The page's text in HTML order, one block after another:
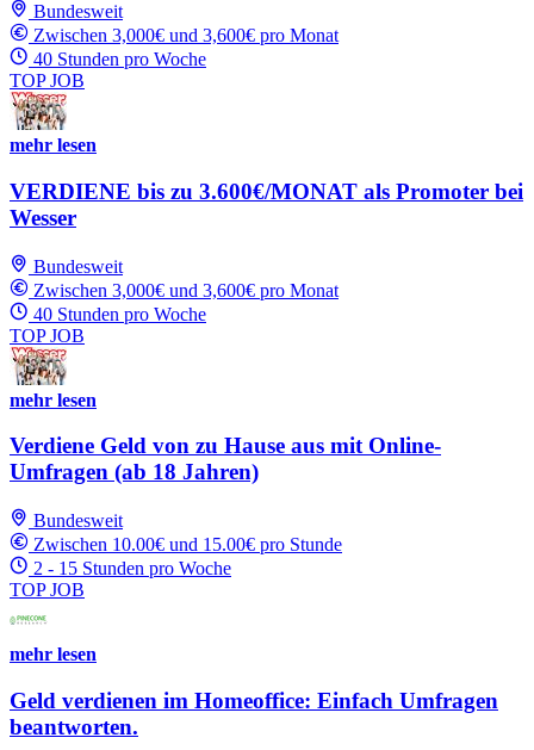
Bundesweit
Zwischen 3,000€ und 3,600€ pro Monat
40 Stunden pro Woche
TOP JOB
mehr lesen
VERDIENE bis zu 3.600€/MONAT als Promoter bei
Wesser
Bundesweit
Zwischen 3,000€ und 3,600€ pro Monat
40 Stunden pro Woche
TOP JOB
mehr lesen
Verdiene Geld von zu Hause aus mit Online-
Umfragen (ab 18 Jahren)
Bundesweit
Zwischen 10.00€ und 15.00€ pro Stunde
2 - 15 Stunden pro Woche
TOP JOB
mehr lesen
Geld verdienen im Homeoffice: Einfach Umfragen
beantworten.